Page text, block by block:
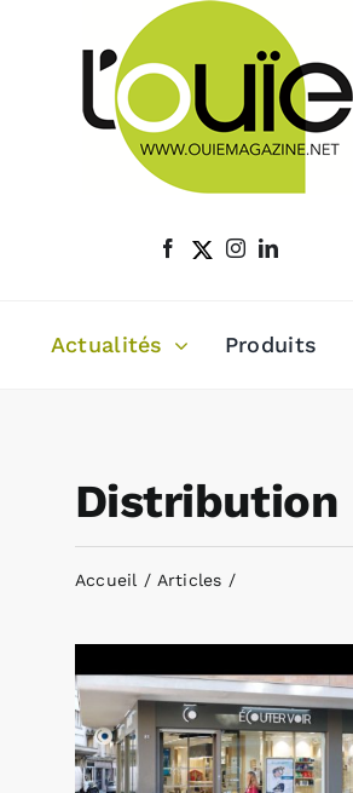
Actualités Produits
Distribution
Accueil Articles